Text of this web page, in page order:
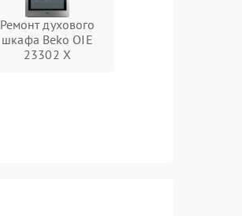
Ремонт духового
шкафа Beko OIE
23302 X